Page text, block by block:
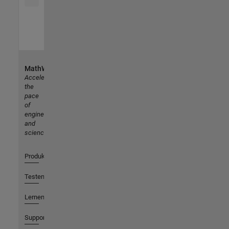
MathWorks
Accelerating
the
pace
of
engineering
and
science
Produkte
Testen oder Kaufen
Lernen
Support